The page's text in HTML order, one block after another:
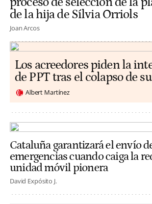
de la hija de Sílvia Orriols
Joan Arcos
Los acreedores piden la
de PPT tras el colapso de
Albert Martínez
Cataluña garantizará el envío
emergencias cuando caiga la
unidad móvil pionera
David Expósito J.